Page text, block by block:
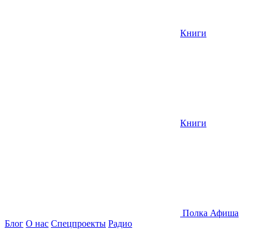
Книги
Книги
Полка Афиша
Блог О нас Спецпроекты Радио